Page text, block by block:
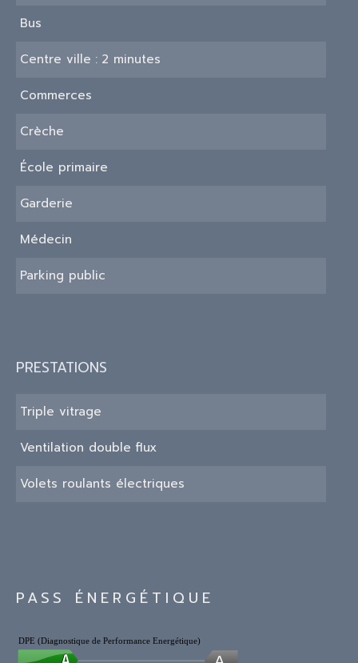
Bus
Centre ville 2 minutes
Commerces
Crèche
École primaire
Garderie
Médecin
Parking public
PRESTATIONS
Triple vitrage
Ventilation double flux
Volets roulants électriques
PASS ÉNERGÉTIQUE
DPE (Diagnostique de Performance Energétique)